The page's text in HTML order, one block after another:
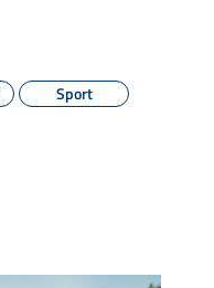
Sport